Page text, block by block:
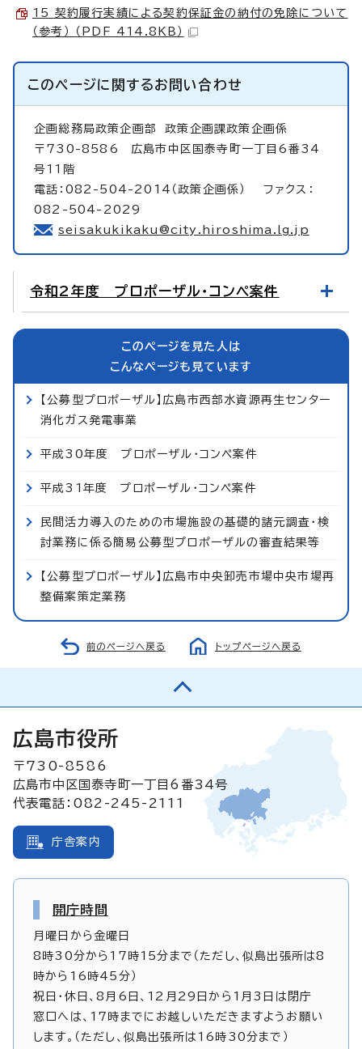
15 契約履行実績による契約保証金の納付の免除について
（参考） （PDF 414.8KB）
このページに関するお問い合わせ
企画総務局政策企画部政策企画課政策企画係
〒730-8586 広島市中区国泰寺町一丁目6番34
号11階
電話：082-504-2014（政策企画係） ファクス：
082-504-2029
seisakukikaku@city.hiroshima.lg.jp
令和2年度 プロポーザル・コンペ案件
このページを見た人は
こんなページも見ています
【公募型プロポーザル】広島市西部水資源再生センター
消化ガス発電事業
平成30年度 プロポーザル・コンペ案件
平成31年度 プロポーザル・コンペ案件
民間活力導入のための市場施設の基礎的諸元調査・検
討業務に係る簡易公募型プロポーザルの審査結果等
【公募型プロポーザル】広島市中央卸売市場中央市場再
整備案策定業務
前のページへ戻る トップページへ戻る
広島市役所
〒730-8586
広島市中区国泰寺町一丁目6番34号
代表電話：082-245-2111
庁舎案内
開庁時間
月曜日から金曜日
8時30分から17時15分まで（ただし、似島出張所は8
時から16時45分）
祝日・休日、8月6日、12月29日から1月3日は閉庁
窓口へは、17時までにお越しいただきますようお願い
します。（ただし、似島出張所は16時30分まで）